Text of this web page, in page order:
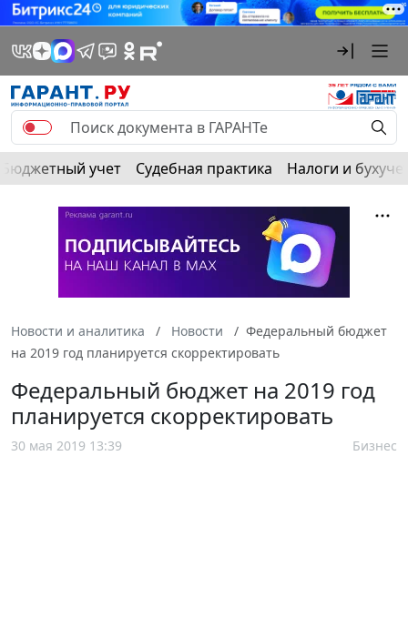
Бюджетный учет Судебная практика Налоги и
Новости и аналитика Новости
Федеральный бюджет
на 2019 год планируется скорректировать
Федеральный бюджет на 2019 год
планируется скорректировать
30 мая 2019 13:39 Бизнес